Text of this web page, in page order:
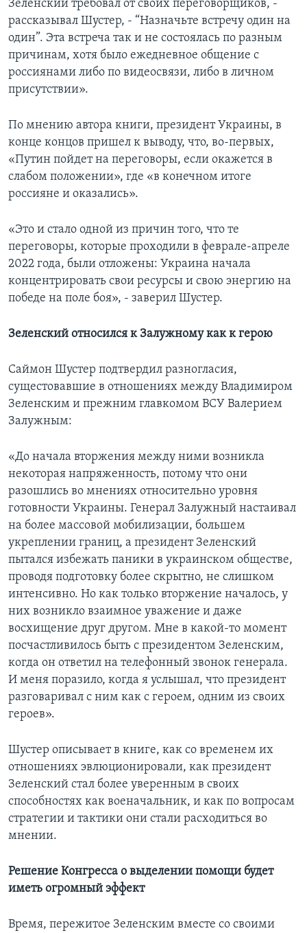
Зеленский требовал от своих переговорщиков, -
рассказывал Шустер, - “Назначьте встречу один на
один”. Эта встреча так и не состоялась по разным
причинам, хотя было ежедневное общение с
россиянами либо по видеосвязи, либо в личном
присутствии».
По мнению автора книги, президент Украины, в
конце концов пришел к выводу, что, во-первых,
«Путин пойдет на переговоры, если окажется в
слабом положении», где «в конечном итоге
россияне и оказались».
«Это и стало одной из причин того, что те
переговоры, которые проходили в феврале-апреле
2022 года, были отложены: Украина начала
концентрировать свои ресурсы и свою энергию на
победе на поле боя», - заверил Шустер.
Зеленский относился к Залужному как к герою
Саймон Шустер подтвердил разногласия,
сущестовавшие в отношениях между Владимиром
Зеленским и прежним главкомом ВСУ Валерием
Залужным:
«До начала вторжения между ними возникла
некоторая напряженность, потому что они
разошлись во мнениях относительно уровня
готовности Украины. Генерал Залужный настаивал
на более массовой мобилизации, большем
укреплении границ, а президент Зеленский
пытался избежать паники в украинском обществе,
проводя подготовку более скрытно, не слишком
интенсивно. Но как только вторжение началось, у
них возникло взаимное уважение и даже
восхищение друг другом. Мне в какой-то момент
посчастливилось быть с президентом Зеленским,
когда он ответил на телефонный звонок генерала.
И меня поразило, когда я услышал, что президент
разговаривал с ним как с героем, одним из своих
героев».
Шустер описывает в книге, как со временем их
отношениях эвлюционировали, как президент
Зеленский стал более уверенным в своих
способностях как военачальник, и как по вопросам
стратегии и тактики они стали расходиться во
мнении.
Решение Конгресса о выделении помощи будет
иметь огромный эффект
Время, пережитое Зеленским вместе со своими